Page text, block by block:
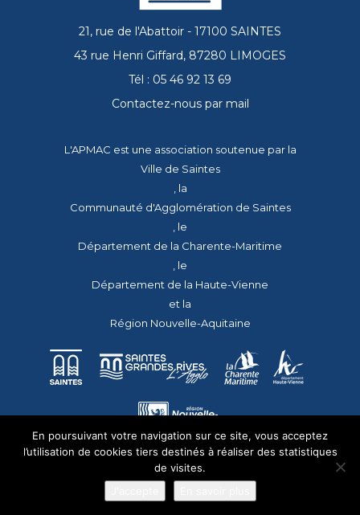
21, rue de l'Abattoir - 17100 SAINTES
43 rue Henri Giffard, 87280 LIMOGES
Tél : 05 46 92 13 69
Contactez-nous par mail
L'APMAC est une association soutenue par la
Ville de Saintes
, la
Communauté d'Agglomération de Saintes
, le
Département de la Charente-Maritime
, le
Département de la Haute-Vienne
et la
Région Nouvelle-Aquitaine
© 2026 - Tous droits réservés - apmac.fr - réalisation :
En poursuivant votre navigation sur ce site, vous acceptez
l’utilisation de cookies tiers destinés à réaliser des statistiques
de visites.